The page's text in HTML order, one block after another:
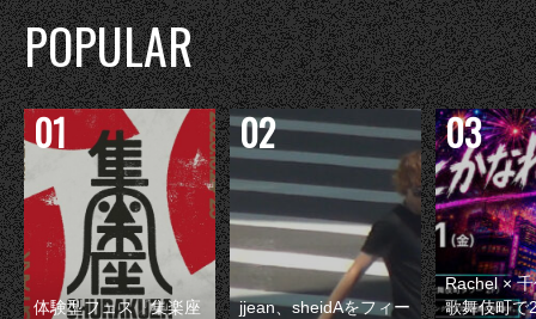
POPULAR
体験型フェス『集楽座
jjean、sheidAをフィー
Rachel ×
歌舞伎町で